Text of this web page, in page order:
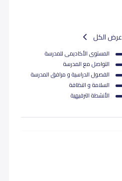
عرض الكل
المستوى اﻷكاديمى للمدرسة
التواصل مع المدرسة
الفصول الدراسية و مرافق المدرسة
السلامة و النظافة
اﻷنشطة الترفيهية